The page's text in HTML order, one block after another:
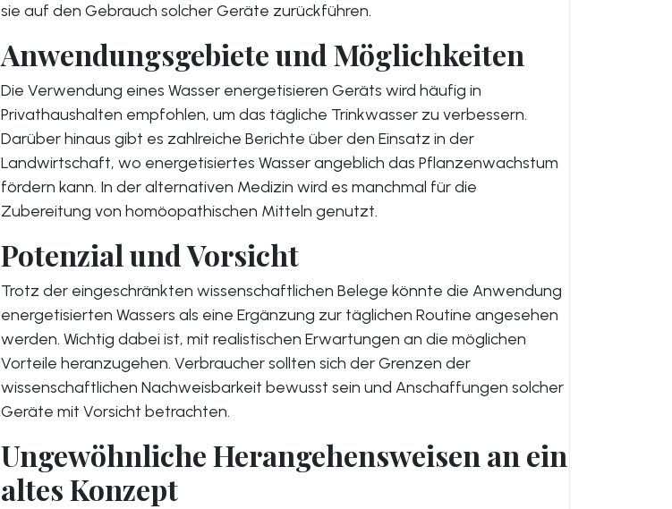
sie auf den Gebrauch solcher Geräte zurückführen.
Anwendungsgebiete und Möglichkeiten
Die Verwendung eines Wasser energetisieren Geräts wird häufig in
Privathaushalten empfohlen, um das tägliche Trinkwasser zu verbessern.
Darüber hinaus gibt es zahlreiche Berichte über den Einsatz in der
Landwirtschaft, wo energetisiertes Wasser angeblich das Pflanzenwachstum
fördern kann. In der alternativen Medizin wird es manchmal für die
Zubereitung von homöopathischen Mitteln genutzt.
Potenzial und Vorsicht
Trotz der eingeschränkten wissenschaftlichen Belege könnte die Anwendung
energetisierten Wassers als eine Ergänzung zur täglichen Routine angesehen
werden. Wichtig dabei ist, mit realistischen Erwartungen an die möglichen
Vorteile heranzugehen. Verbraucher sollten sich der Grenzen der
wissenschaftlichen Nachweisbarkeit bewusst sein und Anschaffungen solcher
Geräte mit Vorsicht betrachten.
Ungewöhnliche Herangehensweisen an ein
altes Konzept